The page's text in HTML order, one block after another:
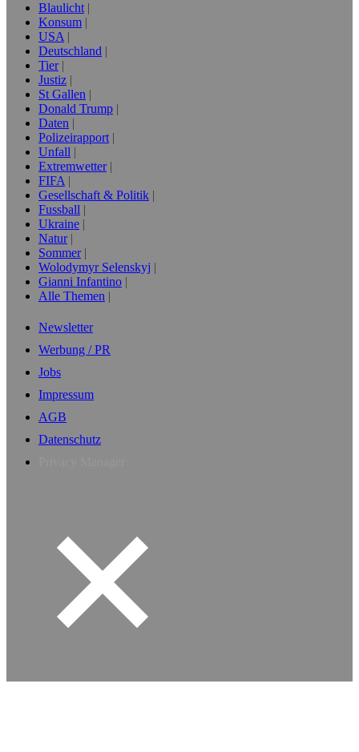
Blaulicht
Konsum
USA
Deutschland
Tier
Justiz
St Gallen
Donald Trump
Daten
Polizeirapport
Unfall
Extremwetter
FIFA
Gesellschaft & Politik
Fussball
Ukraine
Natur
Sommer
Wolodymyr Selenskyj
Gianni Infantino
Alle Themen
Newsletter
Werbung / PR
Jobs
Impressum
AGB
Datenschutz